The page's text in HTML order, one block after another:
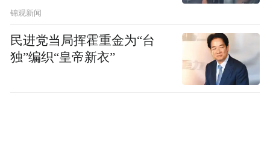
锦观新闻
民进党当局挥霍重金为“台
独”编织“皇帝新衣”